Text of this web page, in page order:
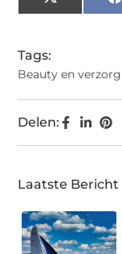
(Twitter)
Tags:
Beauty en
Delen:
Laatste Bericht